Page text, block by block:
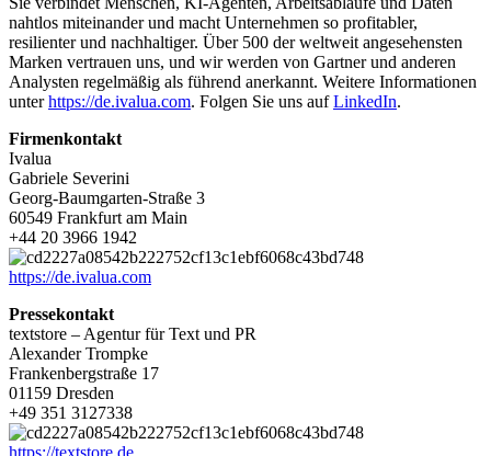
nahtlos miteinander und macht Unternehmen so profitabler,
resilienter und nachhaltiger. Über 500 der weltweit angesehensten
Marken vertrauen uns, und wir werden von Gartner und anderen
Analysten regelmäßig als führend anerkannt. Weitere Informationen
unterhttps://de.ivalua.com. Folgen Sie uns aufLinkedIn.
Firmenkontakt
Ivalua
Gabriele Severini
Georg-Baumgarten-Straße 3
60549 Frankfurt am Main
+44 20 3966 1942
https://de.ivalua.com
Pressekontakt
textstore – Agentur für Text und PR
Alexander Trompke
Frankenbergstraße 17
01159 Dresden
+49 351 3127338
https://textstore.de